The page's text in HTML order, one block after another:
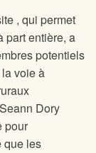
, qui permet
part entière, a
potentiels
voie à
Dory
pour
que les